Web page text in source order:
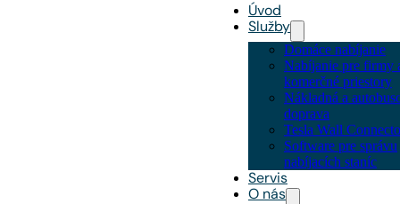
Úvod
Služby
Domáce nabíjanie
Nabíjanie pre firmy
komerčné priestory
Nákladná a
doprava
Tesla Wall
Software pre správu
nabíjacích staníc
Servis
O nás